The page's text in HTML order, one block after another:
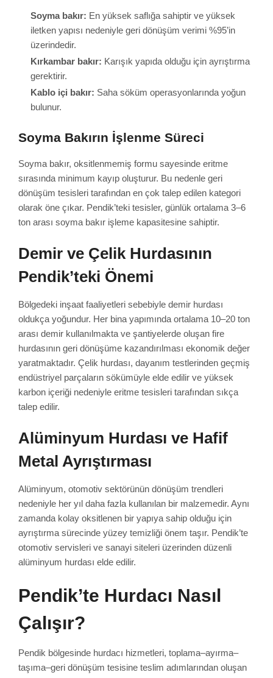
Soyma bakır: En yüksek saflığa sahiptir ve yüksek
iletken yapısı nedeniyle geri dönüşüm verimi %95’in
üzerindedir.
Kırkambar bakır: Karışık yapıda olduğu için ayrıştırma
gerektirir.
Kablo içi bakır: Saha söküm operasyonlarında yoğun
bulunur.
Soyma Bakırın İşlenme Süreci
Soyma bakır, oksitlenmemiş formu sayesinde eritme
sırasında minimum kayıp oluşturur. Bu nedenle geri
dönüşüm tesisleri tarafından en çok talep edilen kategori
olarak öne çıkar. Pendik’teki tesisler, günlük ortalama 3–6
ton arası soyma bakır işleme kapasitesine sahiptir.
Demir ve Çelik Hurdasının
Pendik’teki Önemi
Bölgedeki inşaat faaliyetleri sebebiyle demir hurdası
oldukça yoğundur. Her bina yapımında ortalama 10–20 ton
arası demir kullanılmakta ve şantiyelerde oluşan fire
hurdasının geri dönüşüme kazandırılması ekonomik değer
yaratmaktadır. Çelik hurdası, dayanım testlerinden geçmiş
endüstriyel parçaların sökümüyle elde edilir ve yüksek
karbon içeriği nedeniyle eritme tesisleri tarafından sıkça
talep edilir.
Alüminyum Hurdası ve Hafif
Metal Ayrıştırması
Alüminyum, otomotiv sektörünün dönüşüm trendleri
nedeniyle her yıl daha fazla kullanılan bir malzemedir. Aynı
zamanda kolay oksitlenen bir yapıya sahip olduğu için
ayrıştırma sürecinde yüzey temizliği önem taşır. Pendik’te
otomotiv servisleri ve sanayi siteleri üzerinden düzenli
alüminyum hurdası elde edilir.
Pendik’te Hurdacı Nasıl
Çalışır?
Pendik bölgesinde hurdacı hizmetleri, toplama–ayırma–
taşıma–geri dönüşüm tesisine teslim adımlarından oluşan